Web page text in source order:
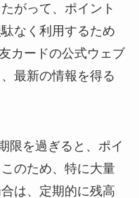
がって、ポイント
なく利用するため
カードの公式ウェブ
最新の情報を得る
限を過ぎると、ポイ
のため、特に大量
は、定期的に残高